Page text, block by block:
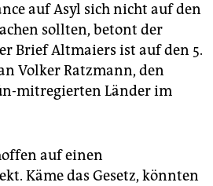
auf Asyl sich nicht auf den
sollten, betont der
Brief Altmaiers ist auf den 5.
Volker Ratzmann, den
mitregierten Länder im
auf einen
Käme das Gesetz, könnten